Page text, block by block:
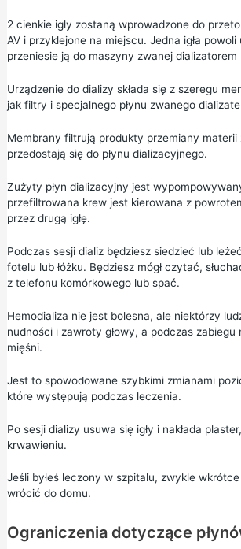
2 cienkie igły zostaną wprowadzone do
AV i przyklejone na miejscu. Jedna igła powoli
przeniesie ją do maszyny zwanej dializatorem
Urządzenie do dializy składa się z szeregu
jak filtry i specjalnego płynu zwanego
Membrany filtrują produkty przemiany materii
przedostają się do płynu dializacyjnego.
Zużyty płyn dializacyjny jest
przefiltrowana krew jest kierowana z
przez drugą igłę.
Podczas sesji dializ będziesz siedzieć lub
fotelu lub łóżku. Będziesz mógł czytać,
z telefonu komórkowego lub spać.
Hemodializa nie jest bolesna, ale niektórzy
nudności i zawroty głowy, a podczas zabiegu
mięśni.
Jest to spowodowane szybkimi zmianami
które występują podczas leczenia.
Po sesji dializy usuwa się igły i nakłada
krwawieniu.
Jeśli byłeś leczony w szpitalu, zwykle
wrócić do domu.
Ograniczenia dotyczące